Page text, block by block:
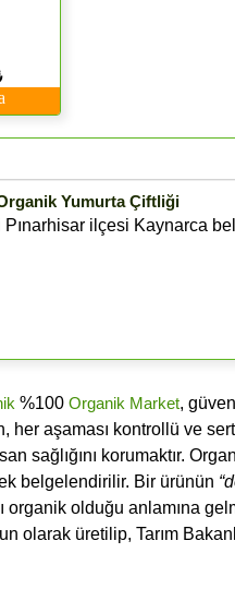
Yumurta Çiftliği
Pınarhisar ilçesi Kaynarca
%100 Organik Market,
her aşaması kontrollü ve
sağlığını korumaktır.
belgelendirilir. Bir ürünün
organik olduğu anlamına
olarak üretilip, Tarım